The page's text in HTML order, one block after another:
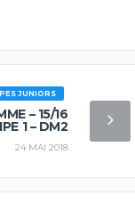
JUNIORS
– 15/16
1 – DM2
24 MAI 2018